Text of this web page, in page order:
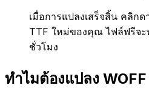
เมื่อการแปลงเสร็จสิ้น คลิก
TTF ใหม่ของคุณ ไฟล์ฟรีจะ
ชั่วโมง
ทำไมต้องแปลง